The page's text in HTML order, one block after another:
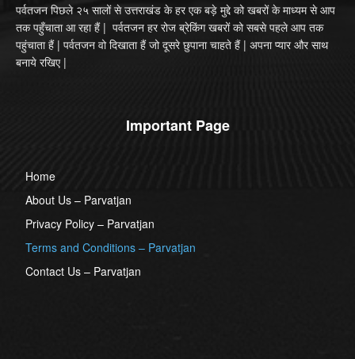
पर्वतजन पिछले २५ सालों से उत्तराखंड के हर एक बड़े मुद्दे को खबरों के माध्यम से आप
तक पहुँचाता आ रहा हैं | पर्वतजन हर रोज ब्रेकिंग खबरों को सबसे पहले आप तक
पहुंचाता हैं | पर्वतजन वो दिखाता हैं जो दूसरे छुपाना चाहते हैं | अपना प्यार और साथ
बनाये रखिए |
Important Page
Home
About Us – Parvatjan
Privacy Policy – Parvatjan
Terms and Conditions – Parvatjan
Contact Us – Parvatjan